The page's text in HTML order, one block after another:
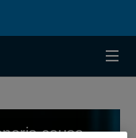
Attribution d’un doctorat honoris causa à Joan W. Scott